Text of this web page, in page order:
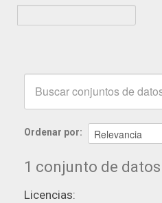
Ordenar por
1 conjunto de
Licencias: